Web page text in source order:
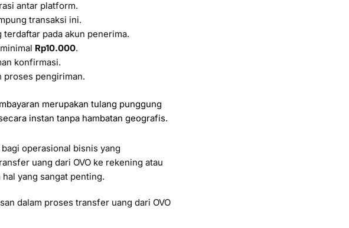
antar platform.
transaksi ini.
pada akun penerima.
Rp10.000.
konfirmasi.
proses pengiriman.
merupakan tulang punggung
instan tanpa hambatan geografis.
operasional bisnis yang
uang dari OVO ke rekening atau
yang sangat penting.
dalam proses transfer uang dari OVO